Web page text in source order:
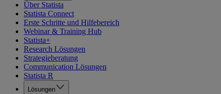
Über Statista
Statista Connect
Erste Schritte und Hilfebereich
Webinar & Training Hub
Statista+
Research Lösungen
Strategieberatung
Communication Lösungen
Statista R
Lösungen